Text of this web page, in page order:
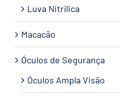
Luva Nitrílica
Macacão
Óculos de Segurança
Óculos Ampla Visão